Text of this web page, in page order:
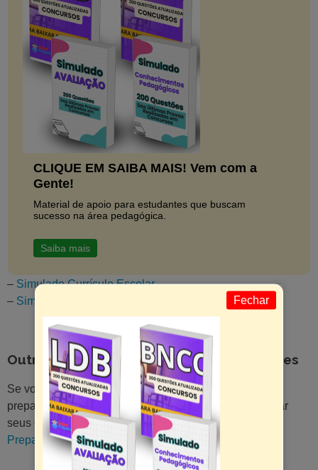
CLIQUE EM SAIBA MAIS! Vem com a
Gente!
Material de apoio para estudantes que buscam
sucesso na área pedagógica.
Saiba mais
– Simulado Currículo Escolar
– Simulado Conhecimentos Pedagógicos
Outros Materiais Para Concursos e Seleções
Se você está em busca de materiais de estudo para se
preparar para concursos, seleções ou apenas aprimorar
seus conhecimentos em outras áreas, oProfessor
Preparadotem diversas opções para você!
Fechar